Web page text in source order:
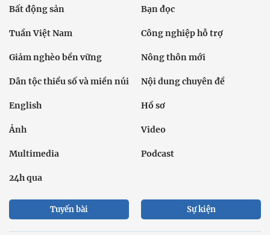
Bất động sản Bạn đọc
Tuần Việt Nam Công nghiệp hỗ trợ
Giảm nghèo bền vững Nông thôn mới
Dân tộc thiểu số và miền núi Nội dung chuyên đề
English Hồ sơ
Ảnh Video
Multimedia Podcast
24h qua
Tuyến bài Sự kiện